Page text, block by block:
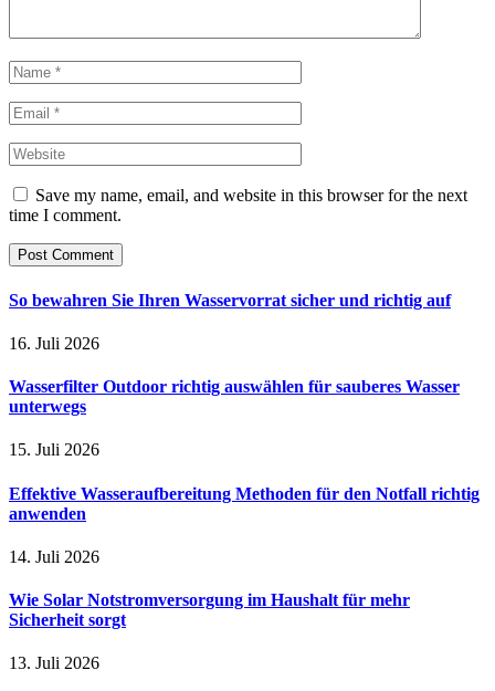
Save my name, email, and website in this browser for the next
time I comment.
So bewahren Sie Ihren Wasservorrat sicher und richtig auf
16. Juli 2026
Wasserfilter Outdoor richtig auswählen für sauberes Wasser
unterwegs
15. Juli 2026
Effektive Wasseraufbereitung Methoden für den Notfall richtig
anwenden
14. Juli 2026
Wie Solar Notstromversorgung im Haushalt für mehr
Sicherheit sorgt
13. Juli 2026